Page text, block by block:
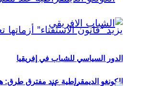
الكونغو الديمقراطية عند مفترق طرق:
الدور السياسي للشباب في إفريقيا